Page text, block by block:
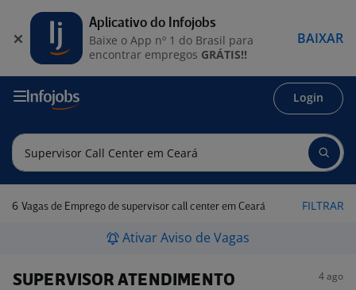
Login
6 Vagas de Emprego de supervisor call center em Ceará FILTRAR
Ativar Aviso de Vagas
SUPERVISOR ATENDIMENTO
4 ago
Aplicativo do Infojobs
Baixe o App nº 1 do Brasil para
encontrar empregos GRÁTIS!!
BAIXAR